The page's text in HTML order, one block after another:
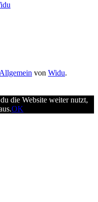
von Widu.
die Website weiter nutzt,
OK